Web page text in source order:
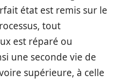
état est remis sur le
tout
est réparé ou
une seconde vie de
supérieure, à celle